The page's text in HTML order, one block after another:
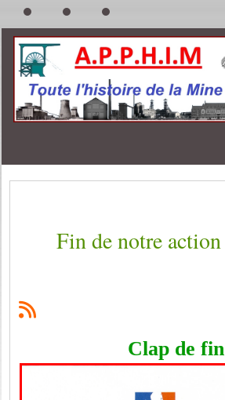
Fin de notre action
Clap de fin